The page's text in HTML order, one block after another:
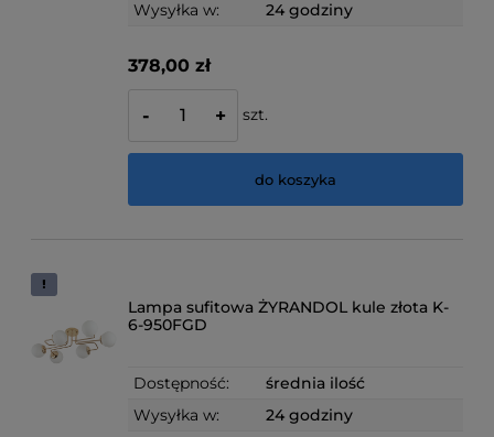
Wysyłka w: 24 godziny
378,00 zł
- + szt.
do koszyka
Lampa sufitowa ŻYRANDOL kule złota K-
6-950FGD
Dostępność:
średnia ilość
Wysyłka w:
24 godziny